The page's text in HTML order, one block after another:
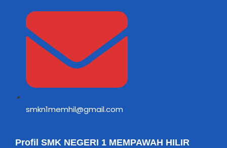
smkn1memhil@gmail.com
Profil SMK NEGERI 1 MEMPAWAH HILIR